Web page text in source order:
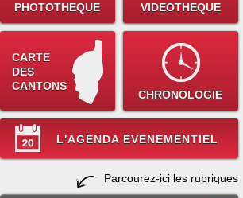
PHOTOTHEQUE VIDEOTHEQUE
CARTE
DES
CANTONS
CHRONOLOGIE
L'AGENDA EVENEMENTIEL
Parcourez-ici les rubriques